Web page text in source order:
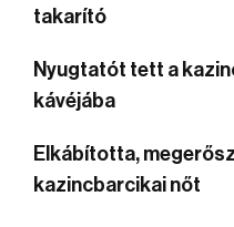
takarító
Nyugtatót tett a
kávéjába
Elkábította,
kazincbarcikai nőt